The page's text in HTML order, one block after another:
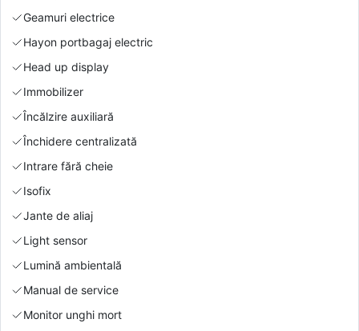
Geamuri electrice
Hayon portbagaj electric
Head up display
Immobilizer
Încălzire auxiliară
Închidere centralizată
Intrare fără cheie
Isofix
Jante de aliaj
Light sensor
Lumină ambientală
Manual de service
Monitor unghi mort